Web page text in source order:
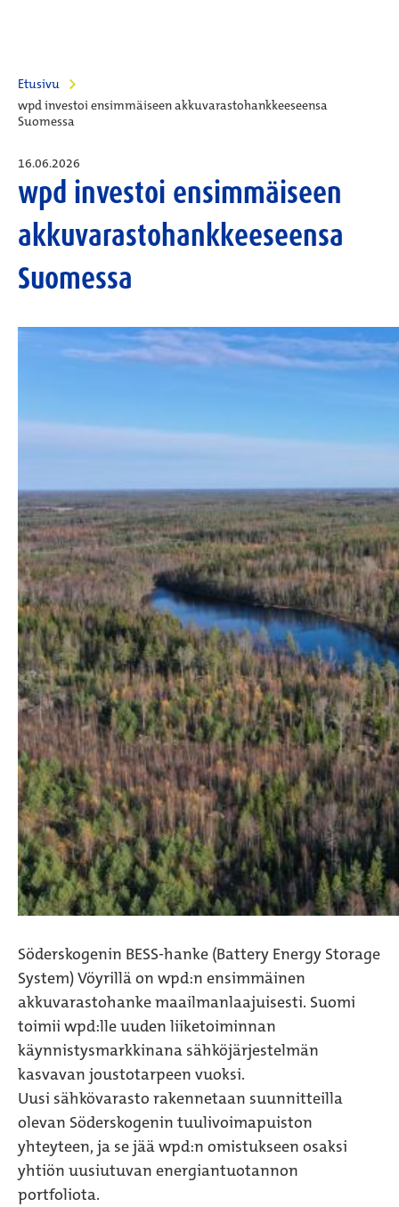
Etusivu
wpd investoi ensimmäiseen akkuvarastohankkeeseensa
Suomessa
16.06.2026
wpd investoi ensimmäiseen
akkuvarastohankkeeseensa
Suomessa
Söderskogenin BESS-hanke (Battery Energy Storage
System) Vöyrillä on wpd:n ensimmäinen
akkuvarastohanke maailmanlaajuisesti. Suomi
toimii wpd:lle uuden liiketoiminnan
käynnistysmarkkinana sähköjärjestelmän
kasvavan joustotarpeen vuoksi.
Uusi sähkövarasto rakennetaan suunnitteilla
olevan Söderskogenin tuulivoimapuiston
yhteyteen, ja se jää wpd:n omistukseen osaksi
yhtiön uusiutuvan energiantuotannon
portfoliota.